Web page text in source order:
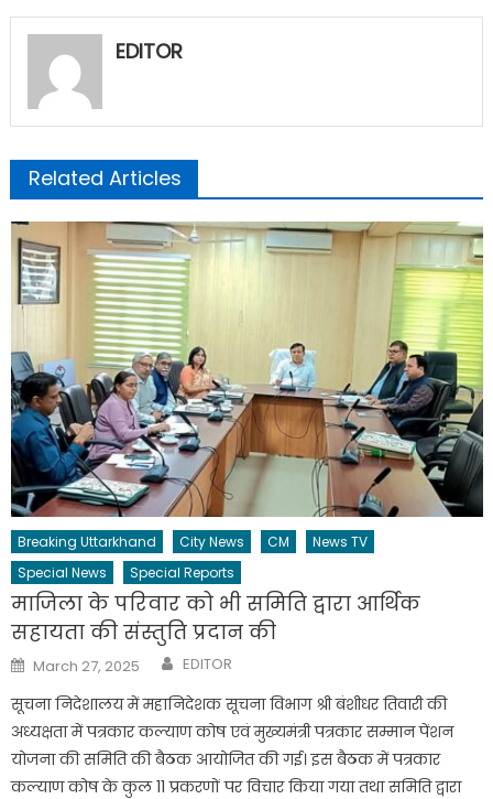
EDITOR
Related Articles
Breaking Uttarkhand City News CM
News TV
Special News
Special Reports
माजिला के परिवार को भी समिति द्वारा आर्थिक
सहायता की संस्तुति प्रदान की
Posted
on
March 27, 2025 Author
EDITOR
सूचना निदेशालय में महानिदेशक सूचना विभाग श्री बंशीधर तिवारी की
अध्यक्षता में पत्रकार कल्याण कोष एवं मुख्यमंत्री पत्रकार सम्मान पेंशन
योजना की समिति की बैठक आयोजित की गई। इस बैठक में पत्रकार
कल्याण कोष के कुल 11 प्रकरणों पर विचार किया गया तथा समिति द्वारा